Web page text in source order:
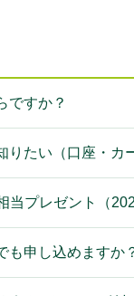
ですか？
りたい（口座・カ
当プレゼント（
も申し込めますか